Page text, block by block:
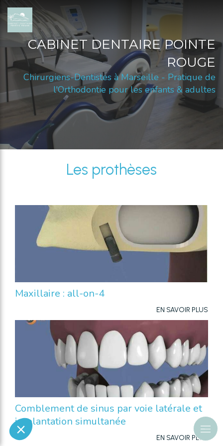
CABINET DENTAIRE POINTE
ROUGE
Chirurgiens-Dentistes à Marseille - Pratique de
l'Orthodontie pour les enfants & adultes
Les prothèses
Maxillaire : all-on-4
EN SAVOIR PLUS
Comblement de sinus par voie latérale et
implantation simultanée
EN SAVOIR PLUS